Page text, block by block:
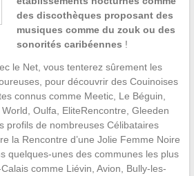
des discothèques proposant des
musiques comme du zouk ou des
sonorités caribéennes !
le Net, vous tenterez sûrement les
pour découvrir des Couinoises
connus comme Meetic, Le Béguin,
Oulfa, EliteRencontre, Gleeden
profils de nombreuses Célibataires
la Rencontre d’une Jolie Femme Noire
quelques-unes des communes les plus
comme Liévin, Avion, Bully-les-